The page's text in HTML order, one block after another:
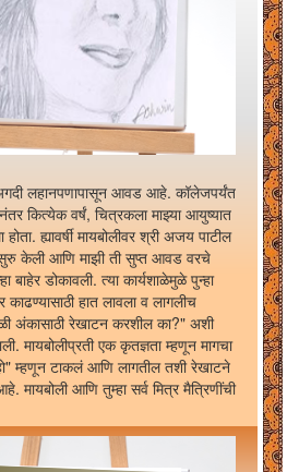
लहानपणापासून आवड आहे. कॉलेजपर्यंत
कित्येक वर्षं, चित्रकला माझ्या आयुष्यात
ह्यावर्षी मायबोलीवर श्री अजय पाटील
सुरु केली आणि माझी ती सुप्त आवड वरचे
डोकावली. त्या कार्यशाळेमुळे पुन्हा
काढण्यासाठी हात लावला व लागलीच
अंकासाठी रेखाटन करशील का?" अशी
मायबोलीप्रती एक कृतज्ञता म्हणून मागचा
म्हणून टाकलं आणि लागतील तशी रेखाटने
मायबोली आणि तुम्हा सर्व मित्र मैत्रिणींची